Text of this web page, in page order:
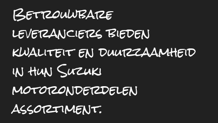
Betrouwbare
leveranciers bieden
kwaliteit en duurzaamheid
in hun Suzuki
motoronderdelen
assortiment.